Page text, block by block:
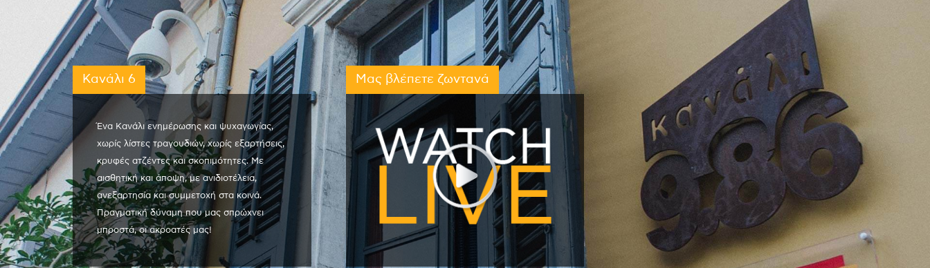
Κανάλι 6
Ένα Κανάλι ενημέρωσης και ψυχαγωγίας,
χωρίς λίστες τραγουδιών, χωρίς εξαρτήσεις,
κρυφές ατζέντες και σκοπιμότητες. Με
αισθητική και άποψη, με ανιδιοτέλεια,
ανεξαρτησία και συμμετοχή στα κοινά.
Πραγματική δύναμη που μας σπρώχνει
μπροστά, οι ακροατές μας!
Μας βλέπετε ζωντανά